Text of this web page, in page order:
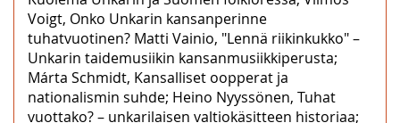
Voigt, Onko Unkarin kansanperinne
tuhatvuotinen? Matti Vainio, "Lennä riikinkukko" –
Unkarin taidemusiikin kansanmusiikkiperusta;
Márta Schmidt, Kansalliset oopperat ja
nationalismin suhde; Heino Nyyssönen, Tuhat
vuottako? – unkarilaisen valtiokäsitteen historiaa;